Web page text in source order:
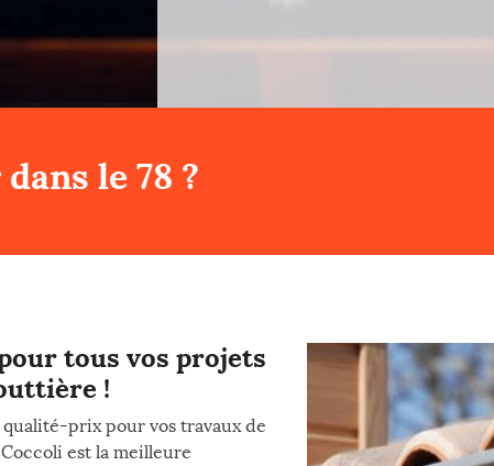
le 78 ?
tous vos projets
!
prix pour vos travaux de
est la meilleure